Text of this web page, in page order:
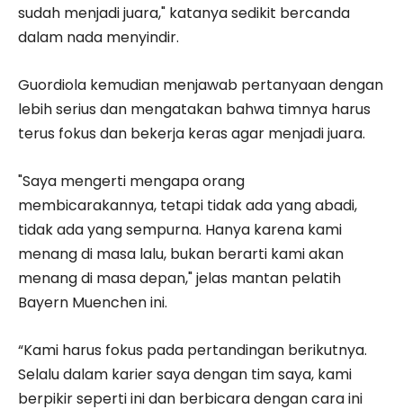
sudah menjadi juara," katanya sedikit bercanda
dalam nada menyindir.
Guordiola kemudian menjawab pertanyaan dengan
lebih serius dan mengatakan bahwa timnya harus
terus fokus dan bekerja keras agar menjadi juara.
"Saya mengerti mengapa orang
membicarakannya, tetapi tidak ada yang abadi,
tidak ada yang sempurna. Hanya karena kami
menang di masa lalu, bukan berarti kami akan
menang di masa depan," jelas mantan pelatih
Bayern Muenchen ini.
“Kami harus fokus pada pertandingan berikutnya.
Selalu dalam karier saya dengan tim saya, kami
berpikir seperti ini dan berbicara dengan cara ini